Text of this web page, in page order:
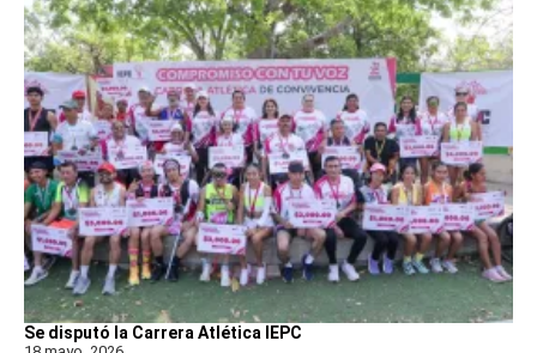
Se disputó la Carrera Atlética IEPC